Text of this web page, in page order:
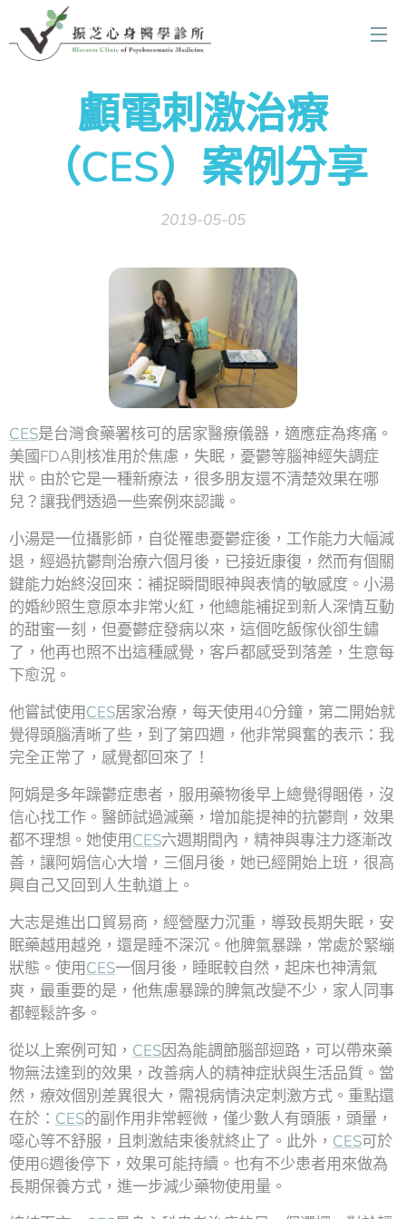
顱電刺激治療
（CES）案例分享
2019-05-05
CES是台灣食藥署核可的居家醫療儀器，適應症為疼痛。
美國FDA則核准用於焦慮，失眠，憂鬱等腦神經失調症
狀。由於它是一種新療法，很多朋友還不清楚效果在哪
兒？讓我們透過一些案例來認識。
小湯是一位攝影師，自從罹患憂鬱症後，工作能力大幅減
退，經過抗鬱劑治療六個月後，已接近康復，然而有個關
鍵能力始終沒回來：補捉瞬間眼神與表情的敏感度。小湯
的婚紗照生意原本非常火紅，他總能補捉到新人深情互動
的甜蜜一刻，但憂鬱症發病以來，這個吃飯傢伙卻生鏽
了，他再也照不出這種感覺，客戶都感受到落差，生意每
下愈況。
他嘗試使用CES居家治療，每天使用40分鐘，第二開始就
覺得頭腦清晰了些，到了第四週，他非常興奮的表示：我
完全正常了，感覺都回來了！
阿娟是多年躁鬱症患者，服用藥物後早上總覺得睏倦，沒
信心找工作。醫師試過減藥，增加能提神的抗鬱劑，效果
都不理想。她使用CES六週期間內，精神與專注力逐漸改
善，讓阿娟信心大增，三個月後，她已經開始上班，很高
興自己又回到人生軌道上。
大志是進出口貿易商，經營壓力沉重，導致長期失眠，安
眠藥越用越兇，還是睡不深沉。他脾氣暴躁，常處於緊繃
狀態。使用CES一個月後，睡眠較自然，起床也神清氣
爽，最重要的是，他焦慮暴躁的脾氣改變不少，家人同事
都輕鬆許多。
從以上案例可知， CES因為能調節腦部迴路，可以帶來藥
物無法達到的效果，改善病人的精神症狀與生活品質。當
然，療效個別差異很大，需視病情決定刺激方式。重點還
在於： CES的副作用非常輕微，僅少數人有頭脹，頭暈，
噁心等不舒服，且刺激結束後就終止了。此外， CES可於
使用6週後停下，效果可能持續。也有不少患者用來做為
長期保養方式，進一步減少藥物使用量。